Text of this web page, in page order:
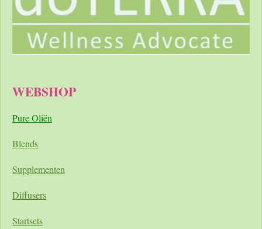
WEBSHOP
Pure Oliën
Blends
Supplementen
Diffusers
Startsets